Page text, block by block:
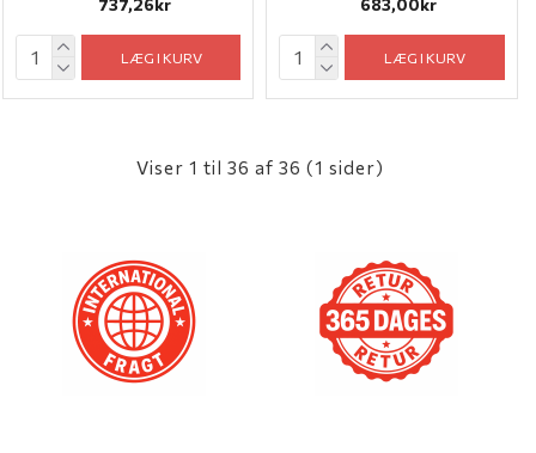
LÆG I KURV LÆG I KURV
Viser 1 til 36 af 36 (1 sider)